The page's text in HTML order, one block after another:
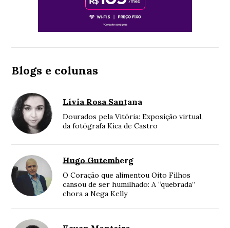
Blogs e colunas
Lívia Rosa Santana
Dourados pela Vitória: Exposição virtual,
da fotógrafa Kica de Castro
Hugo Gutemberg
O Coração que alimentou Oito Filhos
cansou de ser humilhado: A “quebrada”
chora a Nega Kelly